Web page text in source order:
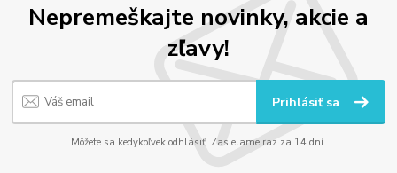
Nepremeškajte novinky, akcie a
zľavy!
Prihlásiť sa
Môžete sa kedykoľvek odhlásiť. Zasielame raz za 14 dní.